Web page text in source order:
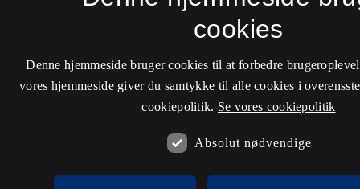
cookies
Denne hjemmeside bruger cookies til at forbedre
vores hjemmeside giver du samtykke til alle cookies i
cookiepolitik. Se vores cookiepolitik
Absolut nødvendige